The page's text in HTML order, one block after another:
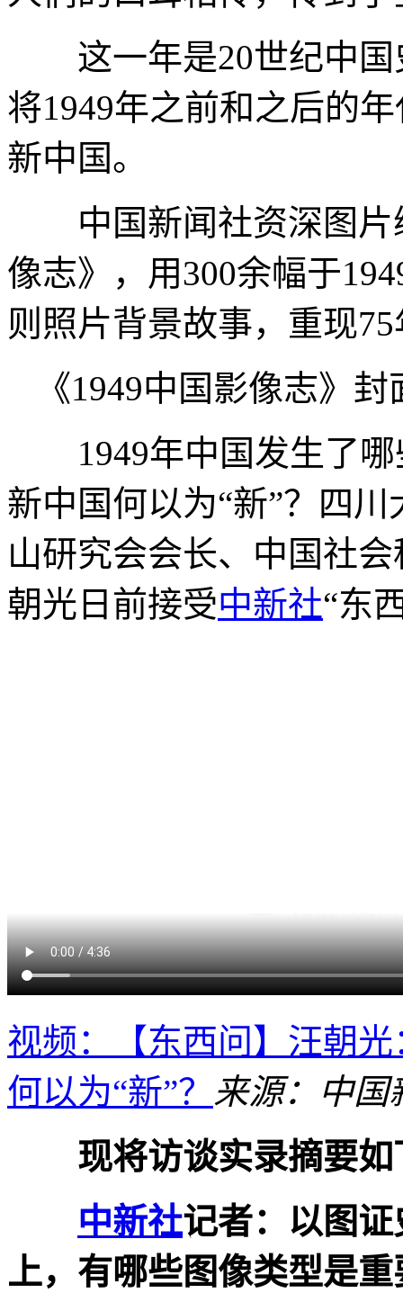
这一年是20世纪中国
将1949年之前和之后的
新中国。
中国新闻社资深图片
像志》，用300余幅于
则照片背景故事，重现
《1949中国影像志》
1949年中国发生了哪
新中国何以为“新”？四
山研究会会长、中国社
朝光日前接受中新社“东
视频：【东西问】汪朝
何以为“新”？ 来源：中国
现将访谈实录摘要如
中新社记者：以图
上，有哪些图像类型是